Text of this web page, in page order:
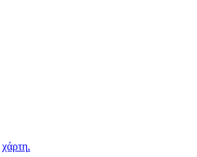
χάρτη.